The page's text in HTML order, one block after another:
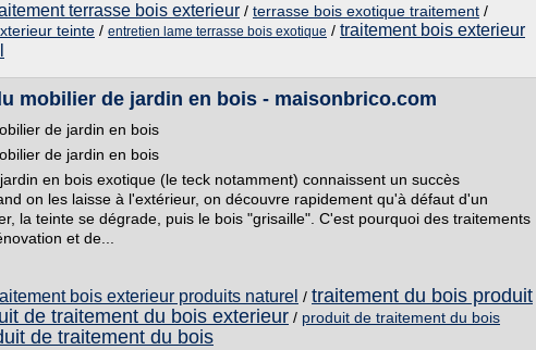
terrasse bois exterieur / terrasse bois exotique traitement /
teinte / entretien lame terrasse bois exotique / traitement bois exterieur
mobilier de jardin en bois - maisonbrico.com
de jardin en bois
de jardin en bois
en bois exotique (le teck notamment) connaissent un succès
on les laisse à l'extérieur, on découvre rapidement qu'à défaut d'un
la teinte se dégrade, puis le bois "grisaille". C'est pourquoi des traitements
et de...
bois exterieur produits naturel / traitement du bois produit
de traitement du bois exterieur / produit de traitement du bois
de traitement du bois